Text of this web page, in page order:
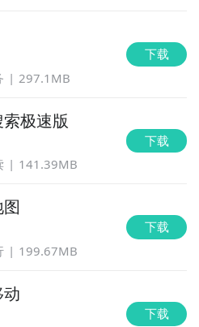
297.1MB
下载
极速版
141.39MB
下载
199.67MB
下载
下载